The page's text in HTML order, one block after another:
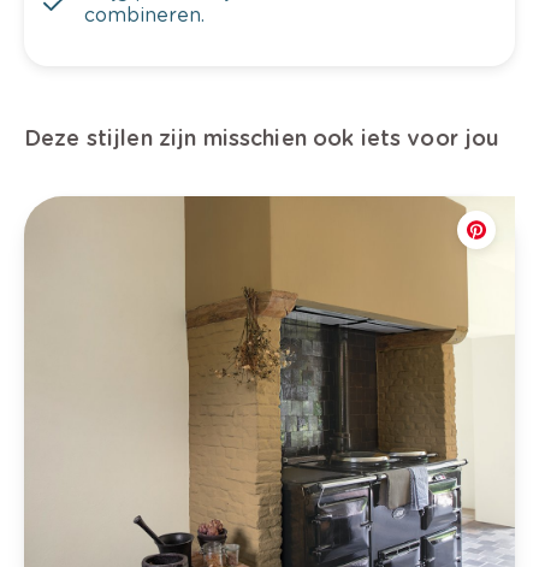
combineren.
Deze stijlen zijn misschien ook iets voor jou